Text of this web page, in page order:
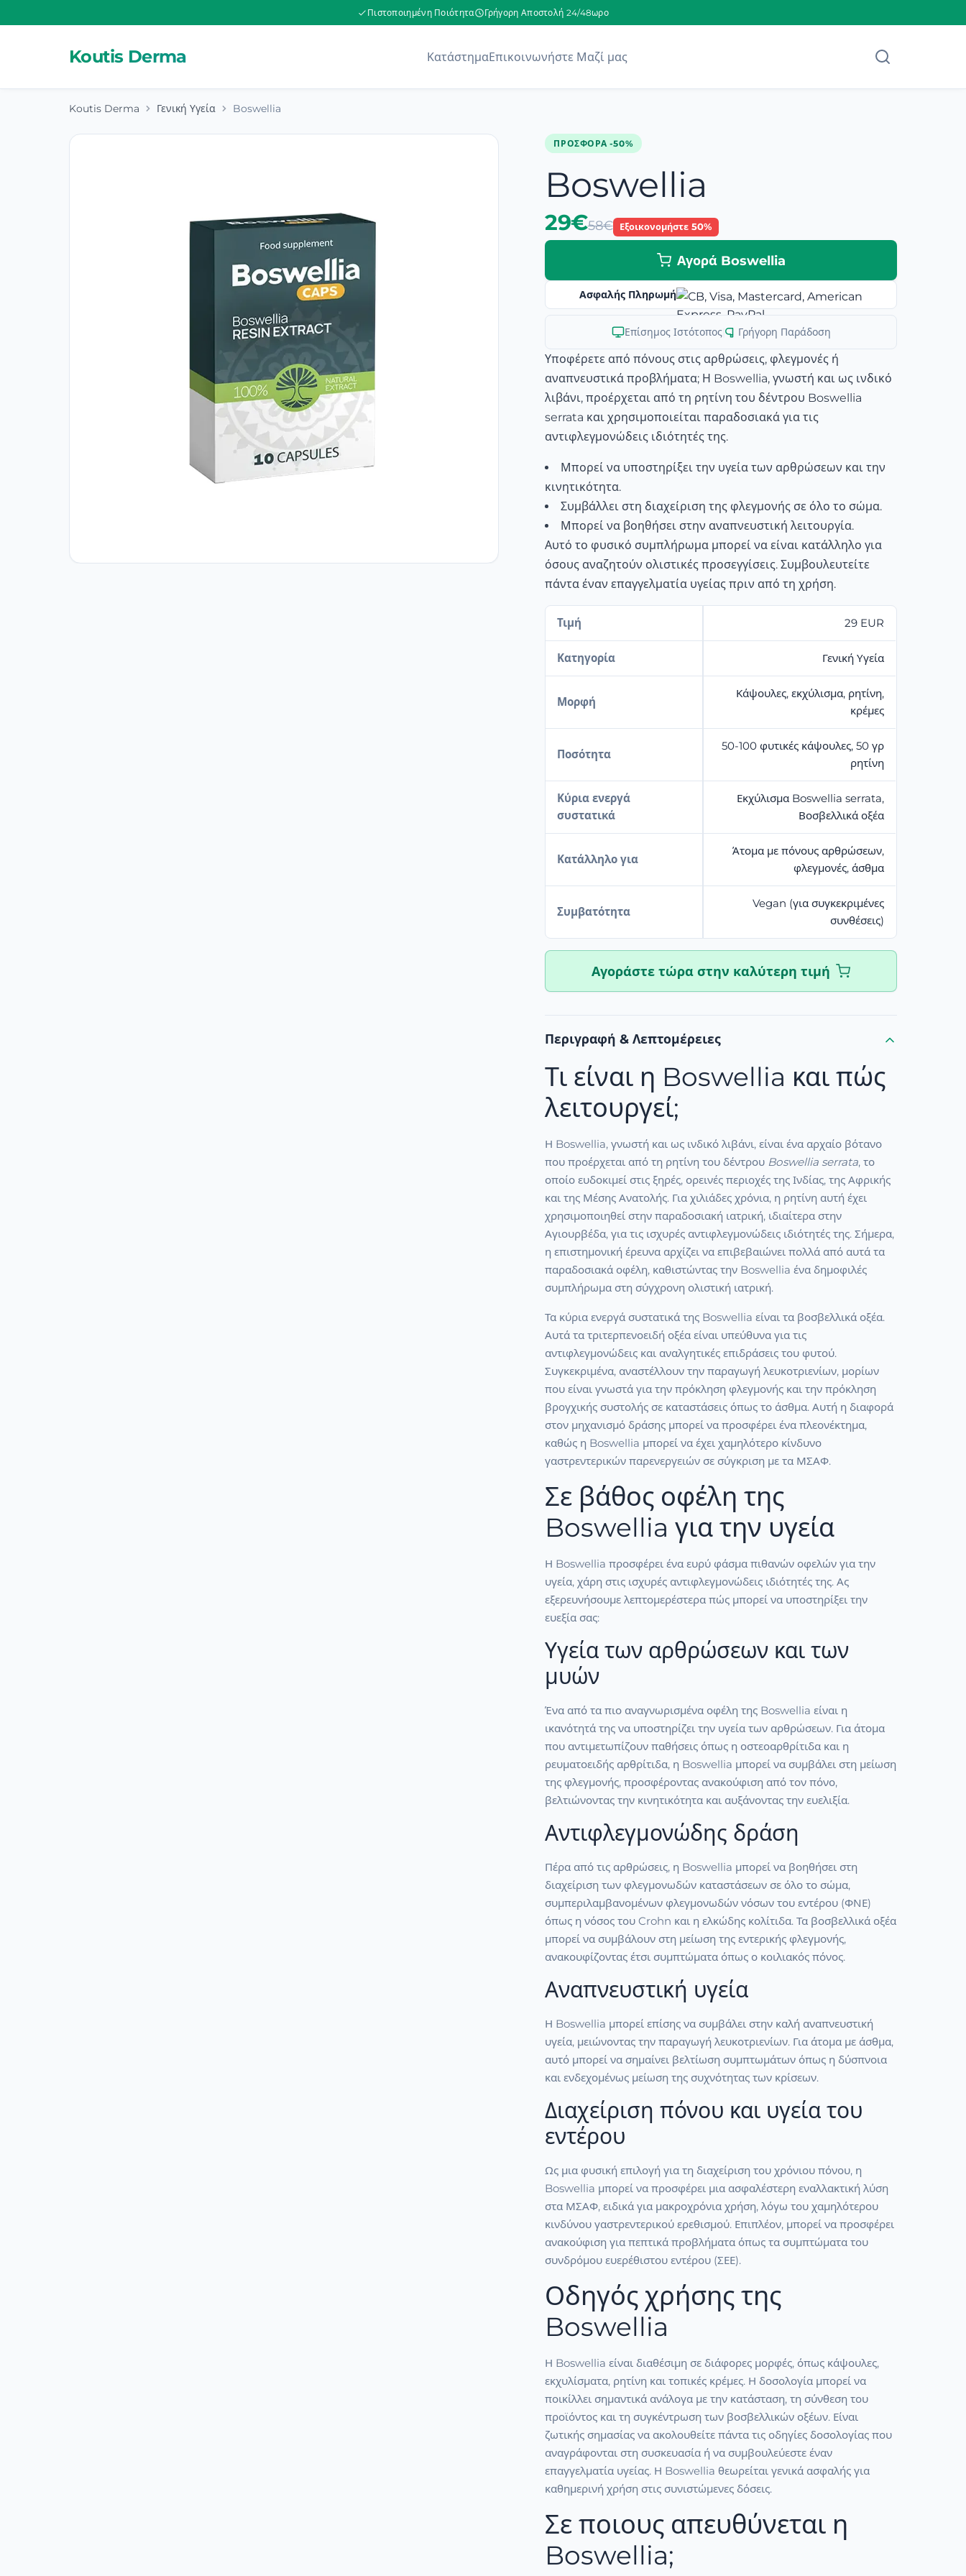
Πιστοποιημένη Ποιότητα Γρήγορη Αποστολή 24/48ωρο
Koutis Derma ΚατάστημαΕπικοινωνήστε Μαζί μας
Koutis Derma Γενική Υγεία Boswellia
ΠΡΟΣΦΟΡΆ -50%
Boswellia
29€58€ Εξοικονομήστε 50%
Αγορά Boswellia
Ασφαλής Πληρωμή
Επίσημος Ιστότοπος| Γρήγορη Παράδοση
Υποφέρετε από πόνους στις αρθρώσεις, φλεγμονές ή
αναπνευστικά προβλήματα; Η Boswellia, γνωστή και ως ινδικό
λιβάνι, προέρχεται από τη ρητίνη του δέντρου Boswellia
serrata και χρησιμοποιείται παραδοσιακά για τις
αντιφλεγμονώδεις ιδιότητές της.
Μπορεί να υποστηρίξει την υγεία των αρθρώσεων και την
κινητικότητα.
Συμβάλλει στη διαχείριση της φλεγμονής σε όλο το σώμα.
Μπορεί να βοηθήσει στην αναπνευστική λειτουργία.
Αυτό το φυσικό συμπλήρωμα μπορεί να είναι κατάλληλο για
όσους αναζητούν ολιστικές προσεγγίσεις. Συμβουλευτείτε
πάντα έναν επαγγελματία υγείας πριν από τη χρήση.
Τιμή 29 EUR
Κατηγορία Γενική Υγεία
Μορφή
Κάψουλες, εκχύλισμα, ρητίνη,
κρέμες
Ποσότητα
50-100 φυτικές κάψουλες, 50 γρ
ρητίνη
Κύρια ενεργά
συστατικά
Εκχύλισμα Boswellia serrata,
Βοσβελλικά οξέα
Κατάλληλο για
Άτομα με πόνους αρθρώσεων,
φλεγμονές, άσθμα
Συμβατότητα
Vegan (για συγκεκριμένες
συνθέσεις)
Αγοράστε τώρα στην καλύτερη τιμή
Περιγραφή & Λεπτομέρειες
Τι είναι η Boswellia και πώς
λειτουργεί;
Η Boswellia, γνωστή και ως ινδικό λιβάνι, είναι ένα αρχαίο βότανο
που προέρχεται από τη ρητίνη του δέντρου Boswellia serrata, το
οποίο ευδοκιμεί στις ξηρές, ορεινές περιοχές της Ινδίας, της Αφρικής
και της Μέσης Ανατολής. Για χιλιάδες χρόνια, η ρητίνη αυτή έχει
χρησιμοποιηθεί στην παραδοσιακή ιατρική, ιδιαίτερα στην
Αγιουρβέδα, για τις ισχυρές αντιφλεγμονώδεις ιδιότητές της. Σήμερα,
η επιστημονική έρευνα αρχίζει να επιβεβαιώνει πολλά από αυτά τα
παραδοσιακά οφέλη, καθιστώντας την Boswellia ένα δημοφιλές
συμπλήρωμα στη σύγχρονη ολιστική ιατρική.
Τα κύρια ενεργά συστατικά της Boswellia είναι τα βοσβελλικά οξέα.
Αυτά τα τριτερπενοειδή οξέα είναι υπεύθυνα για τις
αντιφλεγμονώδεις και αναλγητικές επιδράσεις του φυτού.
Συγκεκριμένα, αναστέλλουν την παραγωγή λευκοτριενίων, μορίων
που είναι γνωστά για την πρόκληση φλεγμονής και την πρόκληση
βρογχικής συστολής σε καταστάσεις όπως το άσθμα. Αυτή η διαφορά
στον μηχανισμό δράσης μπορεί να προσφέρει ένα πλεονέκτημα,
καθώς η Boswellia μπορεί να έχει χαμηλότερο κίνδυνο
γαστρεντερικών παρενεργειών σε σύγκριση με τα ΜΣΑΦ.
Σε βάθος οφέλη της
Boswellia για την υγεία
Η Boswellia προσφέρει ένα ευρύ φάσμα πιθανών οφελών για την
υγεία, χάρη στις ισχυρές αντιφλεγμονώδεις ιδιότητές της. Ας
εξερευνήσουμε λεπτομερέστερα πώς μπορεί να υποστηρίξει την
ευεξία σας:
Υγεία των αρθρώσεων και των
μυών
Ένα από τα πιο αναγνωρισμένα οφέλη της Boswellia είναι η
ικανότητά της να υποστηρίζει την υγεία των αρθρώσεων. Για άτομα
που αντιμετωπίζουν παθήσεις όπως η οστεοαρθρίτιδα και η
ρευματοειδής αρθρίτιδα, η Boswellia μπορεί να συμβάλει στη μείωση
της φλεγμονής, προσφέροντας ανακούφιση από τον πόνο,
βελτιώνοντας την κινητικότητα και αυξάνοντας την ευελιξία.
Αντιφλεγμονώδης δράση
Πέρα από τις αρθρώσεις, η Boswellia μπορεί να βοηθήσει στη
διαχείριση των φλεγμονωδών καταστάσεων σε όλο το σώμα,
συμπεριλαμβανομένων φλεγμονωδών νόσων του εντέρου (ΦΝΕ)
όπως η νόσος του Crohn και η ελκώδης κολίτιδα. Τα βοσβελλικά οξέα
μπορεί να συμβάλουν στη μείωση της εντερικής φλεγμονής,
ανακουφίζοντας έτσι συμπτώματα όπως ο κοιλιακός πόνος.
Αναπνευστική υγεία
Η Boswellia μπορεί επίσης να συμβάλει στην καλή αναπνευστική
υγεία, μειώνοντας την παραγωγή λευκοτριενίων. Για άτομα με άσθμα,
αυτό μπορεί να σημαίνει βελτίωση συμπτωμάτων όπως η δύσπνοια
και ενδεχομένως μείωση της συχνότητας των κρίσεων.
Διαχείριση πόνου και υγεία του
εντέρου
Ως μια φυσική επιλογή για τη διαχείριση του χρόνιου πόνου, η
Boswellia μπορεί να προσφέρει μια ασφαλέστερη εναλλακτική λύση
στα ΜΣΑΦ, ειδικά για μακροχρόνια χρήση, λόγω του χαμηλότερου
κινδύνου γαστρεντερικού ερεθισμού. Επιπλέον, μπορεί να προσφέρει
ανακούφιση για πεπτικά προβλήματα όπως τα συμπτώματα του
συνδρόμου ευερέθιστου εντέρου (ΣΕΕ).
Οδηγός χρήσης της
Boswellia
Η Boswellia είναι διαθέσιμη σε διάφορες μορφές, όπως κάψουλες,
εκχυλίσματα, ρητίνη και τοπικές κρέμες. Η δοσολογία μπορεί να
ποικίλλει σημαντικά ανάλογα με την κατάσταση, τη σύνθεση του
προϊόντος και τη συγκέντρωση των βοσβελλικών οξέων. Είναι
ζωτικής σημασίας να ακολουθείτε πάντα τις οδηγίες δοσολογίας που
αναγράφονται στη συσκευασία ή να συμβουλεύεστε έναν
επαγγελματία υγείας. Η Boswellia θεωρείται γενικά ασφαλής για
καθημερινή χρήση στις συνιστώμενες δόσεις.
Σε ποιους απευθύνεται η
Boswellia;